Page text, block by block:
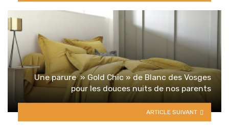
Une parure » Gold Chic » de Blanc des Vosges
pour les douces nuits de nos parents
ARTICLE SUIVANT